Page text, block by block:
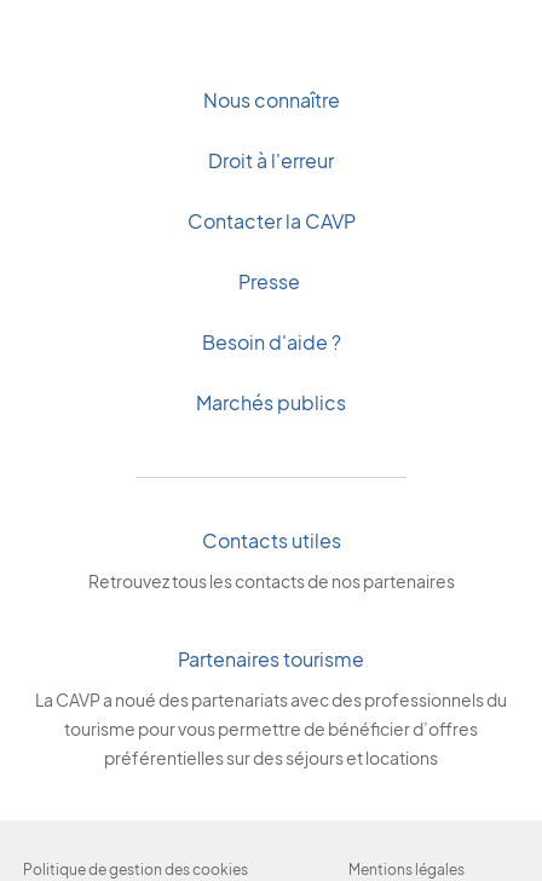
Nous connaître
Droit à l'erreur
Contacter la CAVP
Presse
Besoin d'aide ?
Marchés publics
Contacts utiles
Retrouvez tous les contacts de nos partenaires
Partenaires tourisme
La CAVP a noué des partenariats avec des professionnels du
tourisme pour vous permettre de bénéficier d’offres
préférentielles sur des séjours et locations
Politique de gestion des cookies Mentions légales